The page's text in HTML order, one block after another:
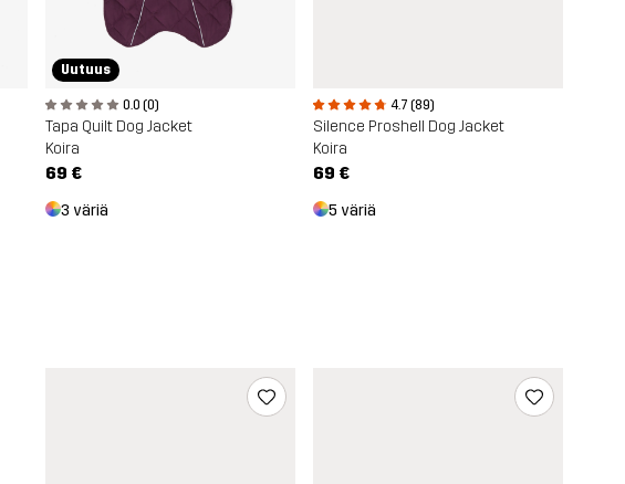
Uutuus
0.0 (0)
Tapa Quilt Dog Jacket
Koira
69 €
3 väriä
4.7 (89)
Silence Proshell Dog Jacket
Koira
69 €
5 väriä